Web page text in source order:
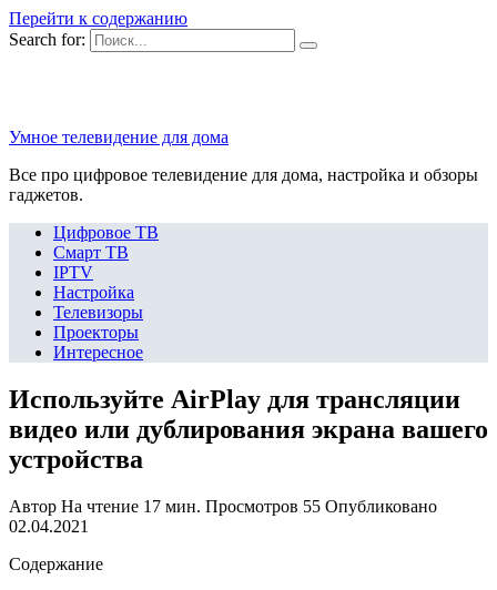
Перейти к содержанию
Search for:
Умное телевидение для дома
Все про цифровое телевидение для дома, настройка и обзоры
гаджетов.
Цифровое ТВ
Смарт ТВ
IPTV
Настройка
Телевизоры
Проекторы
Интересное
Используйте AirPlay для трансляции
видео или дублирования экрана вашего
устройства
Автор На чтение 17 мин. Просмотров 55 Опубликовано
02.04.2021
Содержание